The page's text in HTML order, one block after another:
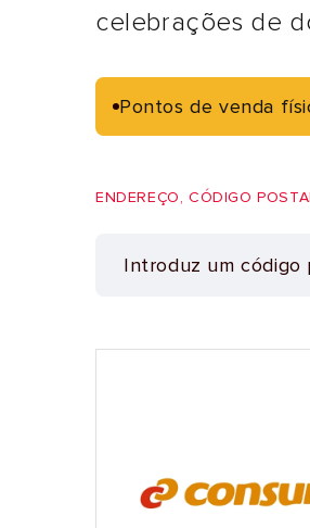
celebrações de
Pontos de venda
ENDEREÇO, CÓDIGO